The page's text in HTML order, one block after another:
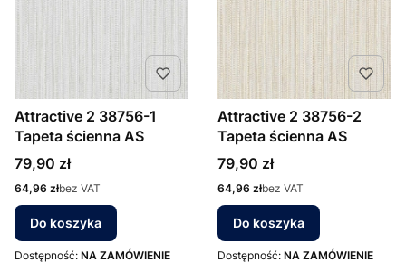
Attractive 2 38756-1
Tapeta ścienna AS
Cena
79,90 zł
Cena
64,96 złbez VAT
Do koszyka
Dostępność: NA ZAMÓWIENIE
Attractive 2 38756-2
Tapeta ścienna AS
Cena
79,90 zł
Cena
64,96 złbez VAT
Do koszyka
Dostępność: NA ZAMÓWIENIE